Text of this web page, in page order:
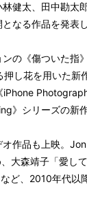
健太、田中勘太
なる作品を発表し
の《傷ついた指
し花を用いた新
》シリーズの新
作品も上映。
大森靖子「愛し
ど、2010年代以